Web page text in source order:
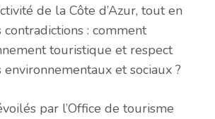
de la Côte d’Azur, tout en
: comment
touristique et respect
et sociaux ?
par l’Office de tourisme